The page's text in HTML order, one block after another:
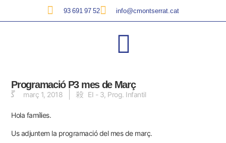
93 691 97 52 info@cmontserrat.cat
Programació P3 mes de Març
març 1, 2018 EI - 3 Prog. Infantil
Hola famílies.
Us adjuntem la programació del mes de març.